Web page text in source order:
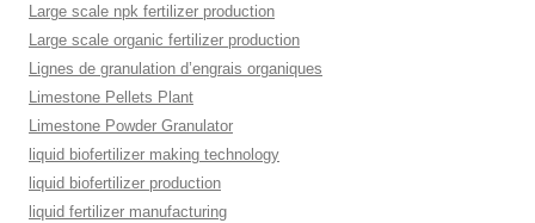
Large scale npk fertilizer production
Large scale organic fertilizer production
Lignes de granulation d’engrais organiques
Limestone Pellets Plant
Limestone Powder Granulator
liquid biofertilizer making technology
liquid biofertilizer production
liquid fertilizer manufacturing